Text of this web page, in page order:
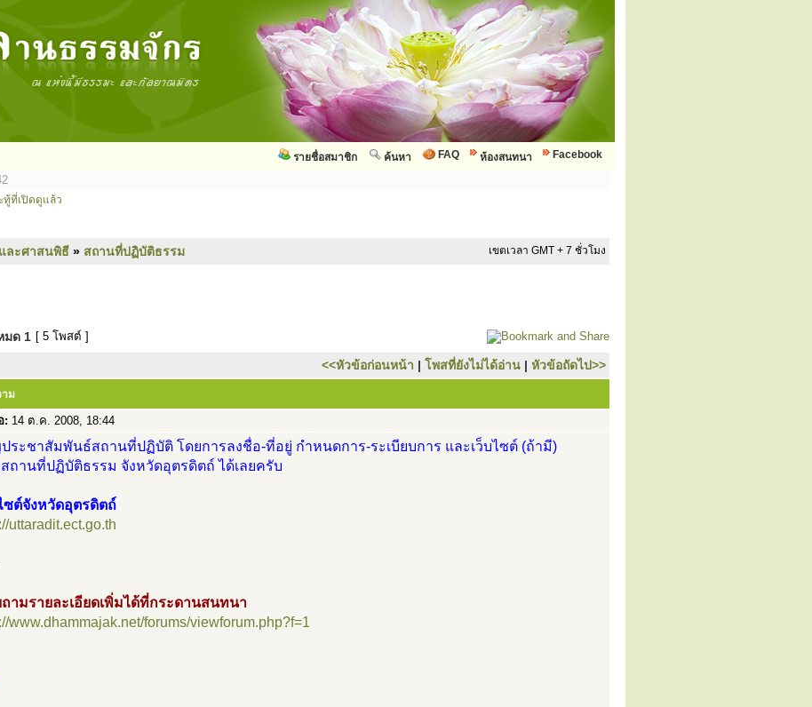
Facebook
ห้องสนทนา
FAQ
ค้นหา
รายชื่อสมาชิก
ทู้ที่เปิดดูแล้ว
ละศาสนพิธี » สถานที่ปฏิบัติธรรม เขตเวลา GMT + 7 ชั่วโมง
มด 1 [ 5 โพสต์ ]
<<หัวข้อก่อนหน้า | โพสที่ยังไม่ได้อ่าน | หัวข้อถัดไป>>
ม
: 14 ต.ค. 2008, 18:44
ระชาสัมพันธ์สถานที่ปฏิบัติ โดยการลงชื่อ-ที่อยู่ กำหนดการ-ระเบียบการ และเว็บไซต์ (ถ้ามี)
ถานที่ปฏิบัติธรรม จังหวัดอุตรดิตถ์ ได้เลยครับ
ซต์จังหวัดอุตรดิตถ์
uttaradit.ect.go.th
ามรายละเอียดเพิ่มได้ที่กระดานสนทนา
www.dhammajak.net/forums/viewforum.php?f=1